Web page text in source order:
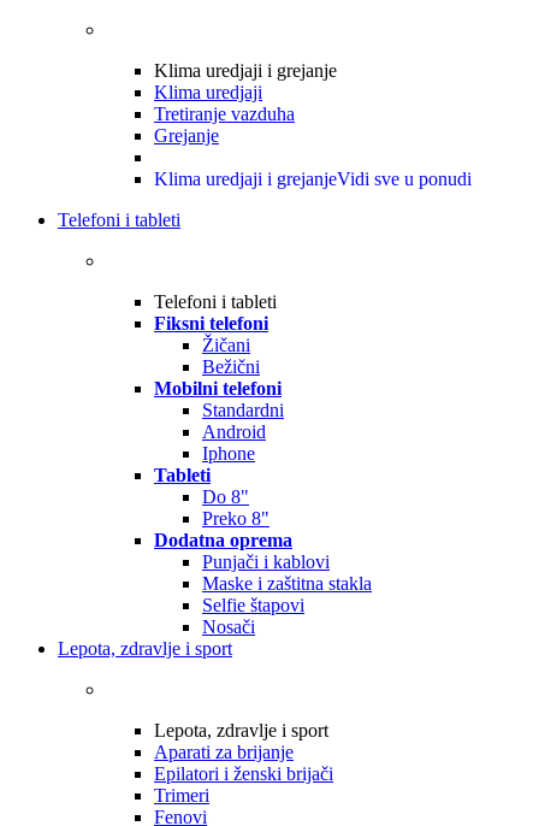
Klima uredjaji i grejanje
Klima uredjaji
Tretiranje vazduha
Grejanje
Klima uredjaji i grejanjeVidi sve u ponudi
Telefoni i tableti
Telefoni i tableti
Fiksni telefoni
Žičani
Bežični
Mobilni telefoni
Standardni
Android
Iphone
Tableti
Do 8"
Preko 8"
Dodatna oprema
Punjači i kablovi
Maske i zaštitna stakla
Selfie štapovi
Nosači
Lepota, zdravlje i sport
Lepota, zdravlje i sport
Aparati za brijanje
Epilatori i ženski brijači
Trimeri
Fenovi